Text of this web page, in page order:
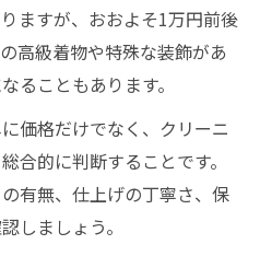
ますが、おおよそ1万円前後
高級着物や特殊な装飾があ
ることもあります。
価格だけでなく、クリーニ
合的に判断することです。
有無、仕上げの丁寧さ、保
しましょう。